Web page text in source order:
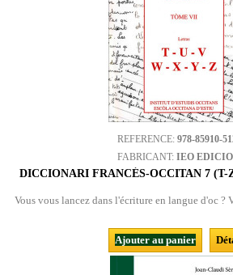
REFERENCE: 978-85910-
FABRICANT: IEO
DICCIONARI FRANCÉS-OCCITAN 7
Vous vous lancez dans l'écriture en langue d'oc ?
Ajouter au panier